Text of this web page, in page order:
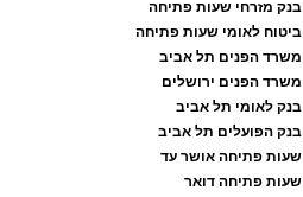
בנק מזרחי שעות פתיחה
ביטוח לאומי שעות פתיחה
משרד הפנים תל אביב
משרד הפנים ירושלים
בנק לאומי תל אביב
בנק הפועלים תל אביב
שעות פתיחה אושר עד
שעות פתיחה דואר